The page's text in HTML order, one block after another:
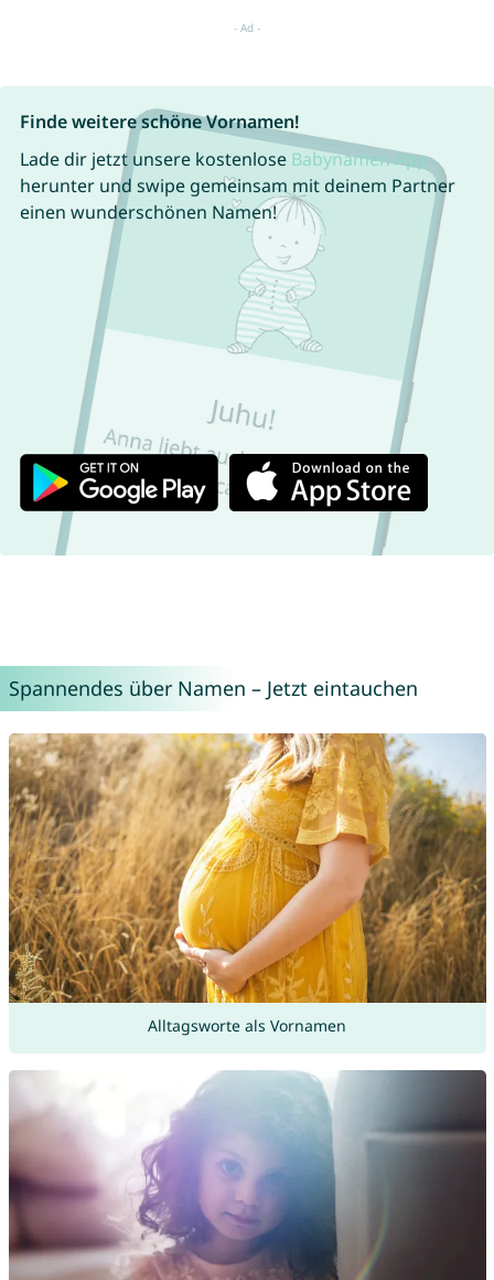
Finde weitere schöne Vornamen!
Lade dir jetzt unsere kostenlose Babynamen App
herunter und swipe gemeinsam mit deinem Partner
einen wunderschönen Namen!
Spannendes über Namen – Jetzt eintauchen
Alltagsworte als Vornamen